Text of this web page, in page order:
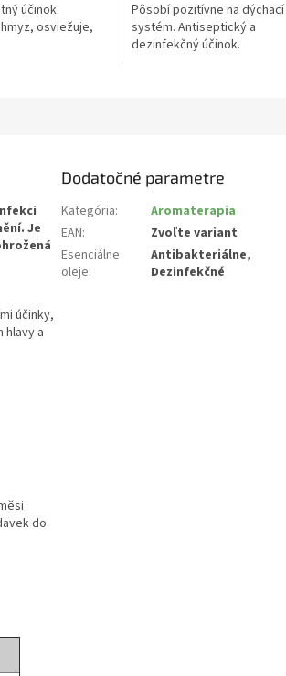
účinok.
osviežuje,
Pôsobí pozitívne na dýchací
systém. Antiseptický a
dezinfekčný účinok.
Je
účinky,
a
do
Dodatočné parametre
Kategória:
Aromaterapia
EAN:
Zvoľte variant
Esenciálne
oleje:
Antibakteriálne,
Dezinfekčné